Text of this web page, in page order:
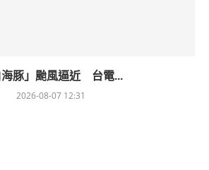
海豚」颱風逼近 台電...
2026-08-07 12:31